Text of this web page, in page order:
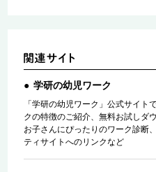
学研の幼児ワーク
「学研の幼児ワーク」公式サイト
クの特徴のご紹介、無料お試しダ
お子さんにぴったりのワーク診断
ティサイトへのリンクなど